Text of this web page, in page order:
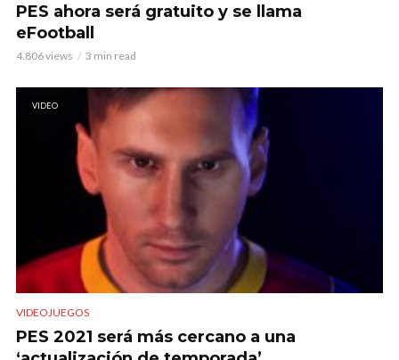
PES ahora será gratuito y se llama
eFootball
4.806 views 3 min read
VIDEO
VIDEOJUEGOS
PES 2021 será más cercano a una